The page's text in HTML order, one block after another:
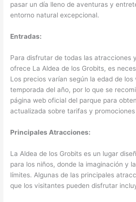
pasar un día lleno de aventuras y
entorno natural excepcional.
Entradas:
Para disfrutar de todas las atracciones
ofrece La Aldea de los Grobits, es
Los precios varían según la edad de los
temporada del año, por lo que se
página web oficial del parque para
actualizada sobre tarifas y
Principales Atracciones:
La Aldea de los Grobits es un lugar
para los niños, donde la imaginación y
límites. Algunas de las principales
que los visitantes pueden disfrutar